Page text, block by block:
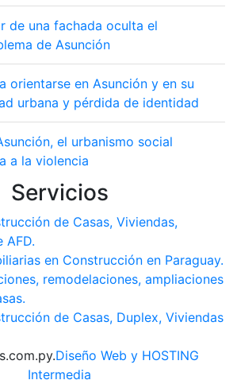
de una fachada oculta el
de Asunción
orientarse en Asunción y en su
urbana y pérdida de identidad
el urbanismo social
a la violencia
Servicios
de Casas, Viviendas,
AFD.
en Construcción en Paraguay.
remodelaciones, ampliaciones
de Casas, Duplex, Viviendas
Diseño Web y HOSTING
Intermedia